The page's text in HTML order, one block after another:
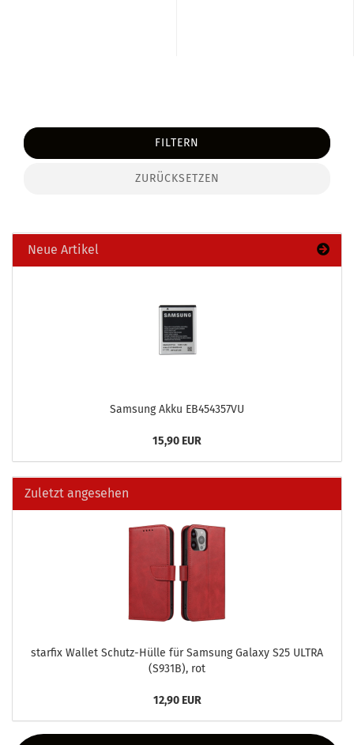
FILTERN
ZURÜCKSETZEN
Neue Artikel
Sam­sung Akku EB454357VU
15,90 EUR
Zuletzt angesehen
star­fix Wal­let Schutz-​Hülle für Sam­sung Ga­la­xy S25 ULTRA
(S931B), rot
12,90 EUR